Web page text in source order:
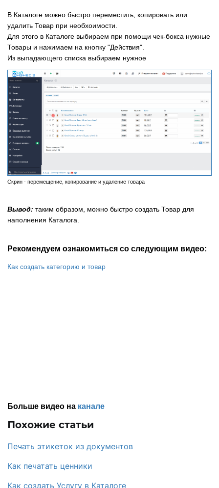
В Каталоге можно быстро переместить, копировать или
удалить Товар при необхоимости.
Для этого в Каталоге выбираем при помощи чек-бокса нужные
Товары и нажимаем на кнопку "Действия".
Из выпадающего списка выбираем нужное
Скрин - перемещение, копирование и удаление товара
Вывод: таким образом, можно быстро создать Товар для
наполнения Каталога.
Рекомендуем ознакомиться со следующим видео:
Как создать категорию и товар
Больше видео на канале
Похожие статьи
Печать этикеток из документов
Как печатать ценники
Как создать Услугу в Каталоге